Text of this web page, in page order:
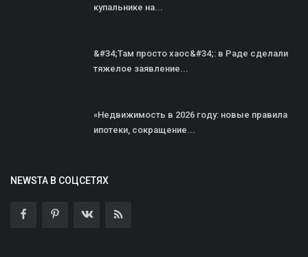
купальнике на...
&#34;Там просто хаос&#34;: в Раде сделали
тяжелое заявление...
«Недвижимость в 2026 году: новые правила
ипотеки, сокращение...
NEWSTA В СОЦСЕТЯХ